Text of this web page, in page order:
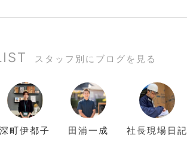
スタッフ別にブログを見る
深町伊都子 田浦一成 社長現場日記